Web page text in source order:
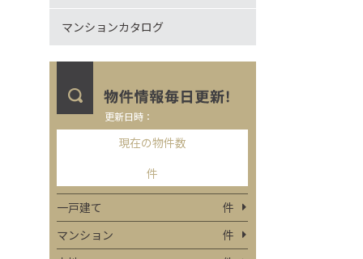
マンションカタログ
更新日時：
現在の物件数
件
一戸建て
件
マンション
件